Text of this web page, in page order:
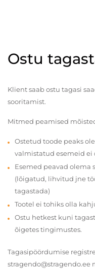
Ostu
Klient saab ostu tagasi
sooritamist.
Mitmed peamised
Ostetud toode peaks
valmistatud esemeid ei
Esemed peavad olema
(lõigatud, lihvitud jne
tagastada)
Tootel ei tohiks olla
Ostu hetkest kuni
õigetes tingimustes.
Tagasipöördumise
stragendo@stragendo.ee